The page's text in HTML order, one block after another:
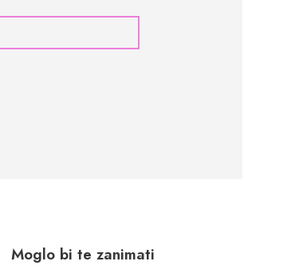
Moglo bi te zanimati